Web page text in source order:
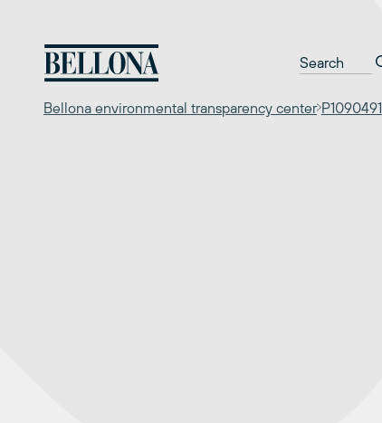
содержимому
Bellona environmental transparency center P1090491